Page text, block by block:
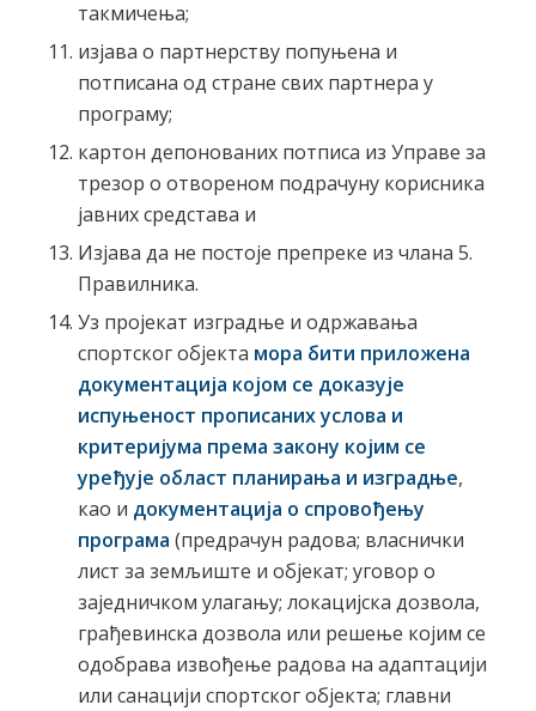
такмичења;
изјава о партнерству попуњена и
потписана од стране свих партнера у
програму;
картон депонованих потписа из Управе за
трезор о отвореном подрачуну корисника
јавних средстава и
Изјава да не постоје препреке из члана 5.
Правилника.
Уз пројекат изградње и одржавања
спортског објекта мора бити приложена
документација којом се доказује
испуњеност прописаних услова и
критеријума према закону којим се
уређује област планирања и изградње,
као и документација о спровођењу
програма (предрачун радова; власнички
лист за земљиште и објекат; уговор о
заједничком улагању; локацијска дозвола,
грађевинска дозвола или решење којим се
одобрава извођење радова на адаптацији
или санацији спортског објекта; главни